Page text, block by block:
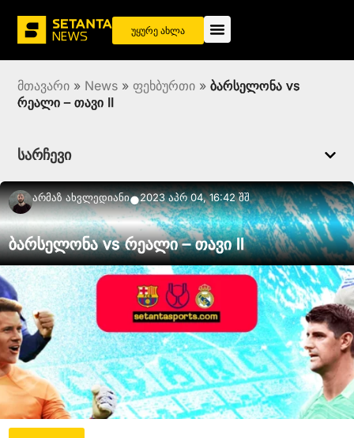
უყურე ახლა
მთავარი » News » ფეხბურთი » ბარსელონა vs
რეალი – თავი II
სარჩევი
Არმაზ Ახვლედიანი●2023 აპრ 04, 16:42 შშ
ბარსელონა vs რეალი – თავი II